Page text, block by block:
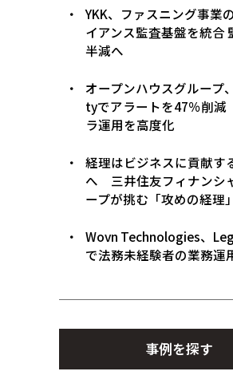
YKK、ファスニング事業
イアンス監査基盤を統合
半減へ
オープンハウスグループ
tyでアラートを47％削
ラ運用を高度化
経理はビジネスに貢献す
へ 三井住友フィナンシ
ープが挑む「攻めの経理」
Wovn Technologies、
で法務未経験者の業務運
事例を探す